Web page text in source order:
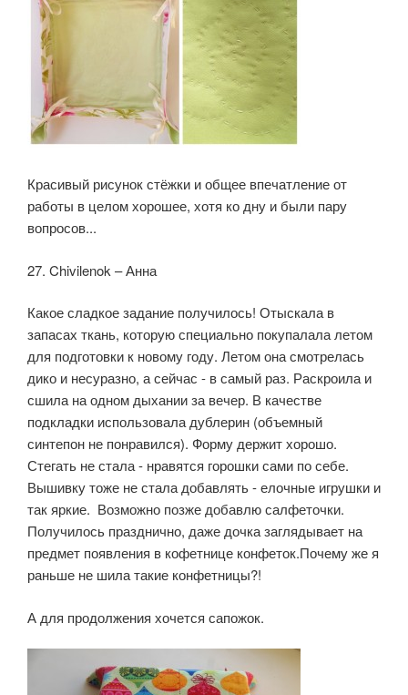
Красивый рисунок стёжки и общее впечатление от
работы в целом хорошее, хотя ко дну и были пару
вопросов...
27. Chivilenok – Анна
Какое сладкое задание получилось! Отыскала в
запасах ткань, которую специально покупалала летом
для подготовки к новому году. Летом она смотрелась
дико и несуразно, а сейчас - в самый раз. Раскроила и
сшила на одном дыхании за вечер. В качестве
подкладки использовала дублерин (объемный
синтепон не понравился). Форму держит хорошо.
Стегать не стала - нравятся горошки сами по себе.
Вышивку тоже не стала добавлять - елочные игрушки и
так яркие. Возможно позже добавлю салфеточки.
Получилось празднично, даже дочка заглядывает на
предмет появления в кофетнице конфеток.Почему же я
раньше не шила такие конфетницы?!
А для продолжения хочется сапожок.